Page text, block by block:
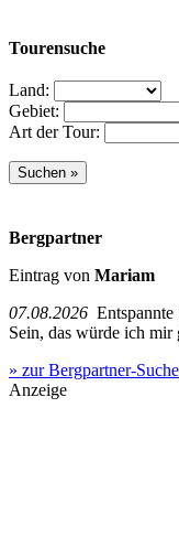
Tourensuche
Land:
Gebiet:
Art der Tour:
Bergpartner
Eintrag von Mariam
07.08.2026
Sein, das würde ich mir
» zur Bergpartner-Suche
Anzeige